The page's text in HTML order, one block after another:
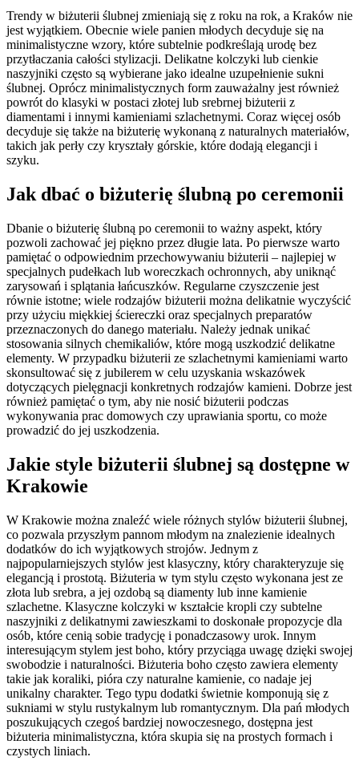
Trendy w biżuterii ślubnej zmieniają się z roku na rok, a Kraków nie
jest wyjątkiem. Obecnie wiele panien młodych decyduje się na
minimalistyczne wzory, które subtelnie podkreślają urodę bez
przytłaczania całości stylizacji. Delikatne kolczyki lub cienkie
naszyjniki często są wybierane jako idealne uzupełnienie sukni
ślubnej. Oprócz minimalistycznych form zauważalny jest również
powrót do klasyki w postaci złotej lub srebrnej biżuterii z
diamentami i innymi kamieniami szlachetnymi. Coraz więcej osób
decyduje się także na biżuterię wykonaną z naturalnych materiałów,
takich jak perły czy kryształy górskie, które dodają elegancji i
szyku.
Jak dbać o biżuterię ślubną po ceremonii
Dbanie o biżuterię ślubną po ceremonii to ważny aspekt, który
pozwoli zachować jej piękno przez długie lata. Po pierwsze warto
pamiętać o odpowiednim przechowywaniu biżuterii – najlepiej w
specjalnych pudełkach lub woreczkach ochronnych, aby uniknąć
zarysowań i splątania łańcuszków. Regularne czyszczenie jest
równie istotne; wiele rodzajów biżuterii można delikatnie wyczyścić
przy użyciu miękkiej ściereczki oraz specjalnych preparatów
przeznaczonych do danego materiału. Należy jednak unikać
stosowania silnych chemikaliów, które mogą uszkodzić delikatne
elementy. W przypadku biżuterii ze szlachetnymi kamieniami warto
skonsultować się z jubilerem w celu uzyskania wskazówek
dotyczących pielęgnacji konkretnych rodzajów kamieni. Dobrze jest
również pamiętać o tym, aby nie nosić biżuterii podczas
wykonywania prac domowych czy uprawiania sportu, co może
prowadzić do jej uszkodzenia.
Jakie style biżuterii ślubnej są dostępne w
Krakowie
W Krakowie można znaleźć wiele różnych stylów biżuterii ślubnej,
co pozwala przyszłym pannom młodym na znalezienie idealnych
dodatków do ich wyjątkowych strojów. Jednym z
najpopularniejszych stylów jest klasyczny, który charakteryzuje się
elegancją i prostotą. Biżuteria w tym stylu często wykonana jest ze
złota lub srebra, a jej ozdobą są diamenty lub inne kamienie
szlachetne. Klasyczne kolczyki w kształcie kropli czy subtelne
naszyjniki z delikatnymi zawieszkami to doskonałe propozycje dla
osób, które cenią sobie tradycję i ponadczasowy urok. Innym
interesującym stylem jest boho, który przyciąga uwagę dzięki swojej
swobodzie i naturalności. Biżuteria boho często zawiera elementy
takie jak koraliki, pióra czy naturalne kamienie, co nadaje jej
unikalny charakter. Tego typu dodatki świetnie komponują się z
sukniami w stylu rustykalnym lub romantycznym. Dla pań młodych
poszukujących czegoś bardziej nowoczesnego, dostępna jest
biżuteria minimalistyczna, która skupia się na prostych formach i
czystych liniach.